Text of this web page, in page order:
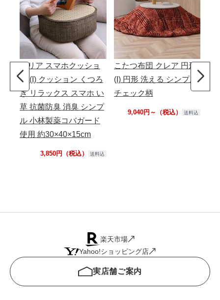
クリア スマホクッショ
ン (I) クッション くつろ
ぎ リラックス スマホ い
草 抗菌防臭 消臭 シンプ
ル 小林製薬コバガード
使用 約30×40×15cm
3,850円（税込） 送料込
こたつ布団 クレア 円形
(I) 円形 洗える シンプル
チェック柄
9,040円～（税込） 送料込
ニ
楽天市場
Yahoo!ショッピング店
実店舗ご案内